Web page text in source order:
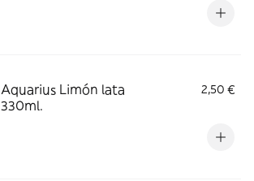
Aquarius Limón lata
330ml.
2,50 €